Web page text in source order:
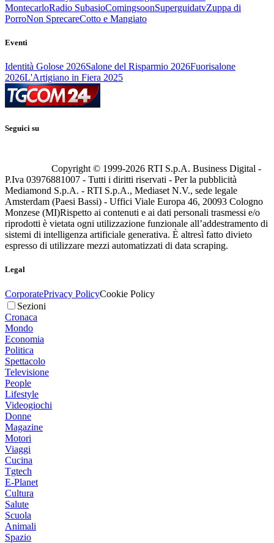
MontecarloRadio SubasioComingsoonSuperguidatvZuppa di
PorroNon SprecareCotto e Mangiato
Eventi
Identità Golose 2026Salone del Risparmio 2026Fuorisalone
2026L'Artigiano in Fiera 2025
Seguici su
Copyright © 1999-2026 RTI S.p.A. Business Digital -
P.Iva 03976881007 - Tutti i diritti riservati - Per la pubblicità
Mediamond S.p.A. - RTI S.p.A., Mediaset N.V., sede legale
Amsterdam (Paesi Bassi) - Uffici Viale Europa 46, 20093 Cologno
Monzese (MI)Rispetto ai contenuti e ai dati personali trasmessi e/o
riprodotti è vietata ogni utilizzazione funzionale all’addestramento di
sistemi di intelligenza artificiale generativa. È altresì fatto divieto
espresso di utilizzare mezzi automatizzati di data scraping.
Legal
CorporatePrivacy PolicyCookie Policy
Sezioni
Cronaca
Mondo
Economia
Politica
Spettacolo
Televisione
People
Lifestyle
Videogiochi
Donne
Magazine
Motori
Viaggi
Cucina
Tgtech
E-Planet
Cultura
Salute
Scuola
Animali
Spazio